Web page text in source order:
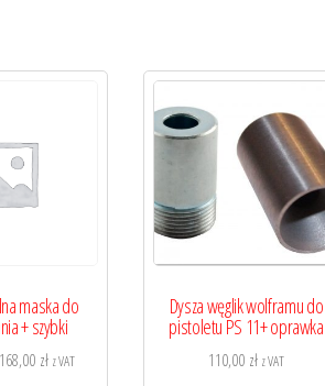
maska do
+ szybki
168,00 złZakres
z VAT
Dysza węglik wolframu do
pistoletu PS 11+ oprawka
110,00 zł z VAT